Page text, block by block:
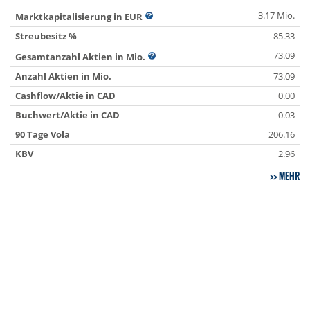
Marktkapitalisierung in EUR
3.17 Mio.
Streubesitz %
85.33
Gesamtanzahl Aktien in Mio.
73.09
Anzahl Aktien in Mio.
73.09
Cashflow/Aktie in CAD
0.00
Buchwert/Aktie in CAD
0.03
90 Tage Vola
206.16
KBV
2.96
MEHR